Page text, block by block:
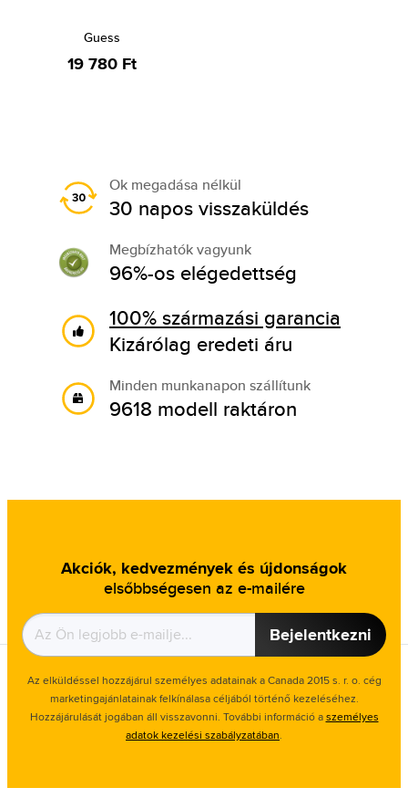
Guess
19 780 Ft
Ok megadása nélkül
30 napos visszaküldés
Megbízhatók vagyunk
96%-os elégedettség
100% származási garancia
Kizárólag eredeti áru
Minden munkanapon szállítunk
9618 modell raktáron
Akciók, kedvezmények és újdonságok
elsőbbségesen az e-mailére
Bejelentkezni
Az elküldéssel hozzájárul személyes adatainak a Canada 2015 s. r. o. cég
marketingajánlatainak felkínálasa céljából történő kezeléséhez.
Hozzájárulását jogában áll visszavonni. További információ aszemélyes
adatok kezelési szabályzatában.